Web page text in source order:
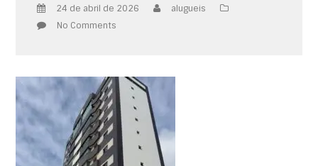
24 de abril de 2026
alugueis
No Comments